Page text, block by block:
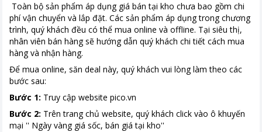
Toàn bộ sản phẩm áp dụng giá bán tại kho chưa bao gồm chi
phí vận chuyển và lắp đặt. Các sản phẩm áp dụng trong chương
trình, quý khách đều có thể mua online và offline. Tại siêu thị,
nhân viên bán hàng sẽ hướng dẫn quý khách chi tiết cách mua
hàng và nhận hàng.
Để mua online, săn deal này, quý khách vui lòng làm theo các
bước sau:
Bước 1: Truy cập website pico.vn
Bước 2: Trên trang chủ website, quý khách click vào ô khuyến
mại '' Ngày vàng giá sốc, bán giá tại kho''